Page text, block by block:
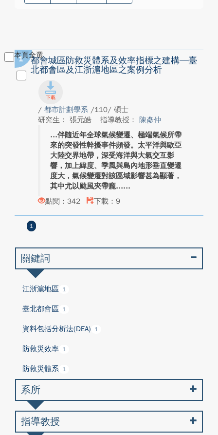
本頁全選
1
都會城區防救災體系及效率指標之建構—臺
北都會區及江浙滬地區之案例分析
/ 都市計劃學系 /110/ 碩士
研究生： 張元皓
指導教授： 陳彥仲
伴隨近年全球氣候變遷、極端氣候所帶
來的突發性幹擾事件頻發。太平洋與歐亞
大陸交界地帶，深受海洋與大氣交互影
響，加上緯度、季風與島內地形垂直變遷
度大，氣候變遷對該區域影響甚為顯著，
其中尤以颱風夾帶龐...
點閱：342
下載：9
1
關鍵詞
江浙滬地區 1
臺北都會區 1
資料包括分析法(DEA) 1
防救災效率 1
防救災體系 1
系所
指導教授